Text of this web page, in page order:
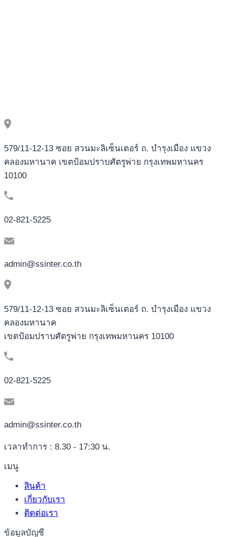
579/11-12-13 ซอย สวนมะลิเซ็นเตอร์ ถ. บำรุงเมือง แขวง
คลองมหานาค เขตป้อมปราบศัตรูพ่าย กรุงเทพมหานคร
10100
02-821-5225
admin@ssinter.co.th
579/11-12-13 ซอย สวนมะลิเซ็นเตอร์ ถ. บำรุงเมือง แขวง
คลองมหานาค
เขตป้อมปราบศัตรูพ่าย กรุงเทพมหานคร 10100
02-821-5225
admin@ssinter.co.th
เวลาทำการ : 8.30 - 17:30 น.
เมนู
สินค้า
เกี่ยวกับเรา
ติดต่อเรา
ข้อมูลบัญชี